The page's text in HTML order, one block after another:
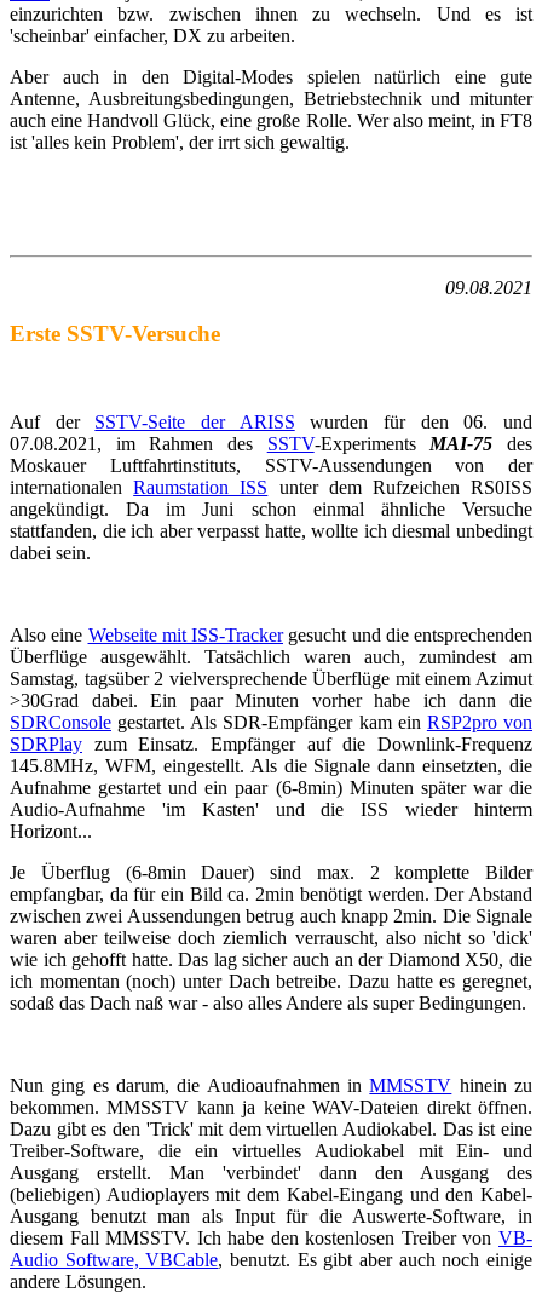
einzurichten bzw. zwischen ihnen zu wechseln. Und es ist
'scheinbar' einfacher, DX zu arbeiten.
Aber auch in den Digital-Modes spielen natürlich eine gute
Antenne, Ausbreitungsbedingungen, Betriebstechnik und mitunter
auch eine Handvoll Glück, eine große Rolle. Wer also meint, in FT8
ist 'alles kein Problem', der irrt sich gewaltig.
09.08.2021
Erste SSTV-Versuche
Auf der SSTV-Seite der ARISS wurden für den 06. und
07.08.2021, im Rahmen des SSTV-Experiments MAI-75 des
Moskauer Luftfahrtinstituts, SSTV-Aussendungen von der
internationalenRaumstation ISS unter dem Rufzeichen RS0ISS
angekündigt. Da im Juni schon einmal ähnliche Versuche
stattfanden, die ich aber verpasst hatte, wollte ich diesmal unbedingt
dabei sein.
Also eine Webseite mit ISS-Trackergesucht und die entsprechenden
Überflüge ausgewählt. Tatsächlich waren auch, zumindest am
Samstag, tagsüber 2 vielversprechende Überflüge mit einem Azimut
>30Grad dabei. Ein paar Minuten vorher habe ich dann die
SDRConsole gestartet. Als SDR-Empfänger kam ein RSP2pro von
SDRPlay zum Einsatz. Empfänger auf die Downlink-Frequenz
145.8MHz, WFM, eingestellt. Als die Signale dann einsetzten, die
Aufnahme gestartet und ein paar (6-8min) Minuten später war die
Audio-Aufnahme 'im Kasten' und die ISS wieder hinterm
Horizont...
Je Überflug (6-8min Dauer) sind max. 2 komplette Bilder
empfangbar, da für ein Bild ca. 2min benötigt werden. Der Abstand
zwischen zwei Aussendungen betrug auch knapp 2min. Die Signale
waren aber teilweise doch ziemlich verrauscht, also nicht so 'dick'
wie ich gehofft hatte. Das lag sicher auch an der Diamond X50, die
ich momentan (noch) unter Dach betreibe. Dazu hatte es geregnet,
sodaß das Dach naß war - also alles Andere als super Bedingungen.
Nun ging es darum, die Audioaufnahmen inMMSSTV hinein zu
bekommen. MMSSTV kann ja keine WAV-Dateien direkt öffnen.
Dazu gibt es den 'Trick' mit dem virtuellen Audiokabel. Das ist eine
Treiber-Software, die ein virtuelles Audiokabel mit Ein- und
Ausgang erstellt. Man 'verbindet' dann den Ausgang des
(beliebigen) Audioplayers mit dem Kabel-Eingang und den Kabel-
Ausgang benutzt man als Input für die Auswerte-Software, in
diesem Fall MMSSTV. Ich habe den kostenlosen Treiber von VB-
Audio Software, VBCable, benutzt. Es gibt aber auch noch einige
andere Lösungen.